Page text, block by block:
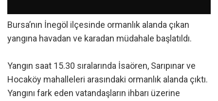
Bursa’nın İnegöl ilçesinde ormanlık alanda çıkan
yangına havadan ve karadan müdahale başlatıldı.
Yangın saat 15.30 sıralarında İsaören, Sarıpınar ve
Hocaköy mahalleleri arasındaki ormanlık alanda çıktı.
Yangını fark eden vatandaşların ihbarı üzerine